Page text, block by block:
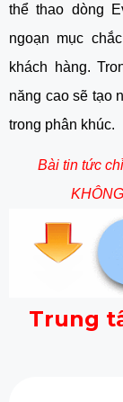
thể thao dòng
ngoạn mục
khách hàng.
năng cao sẽ tạo
trong phân khúc.
Bài tin tức
Trung